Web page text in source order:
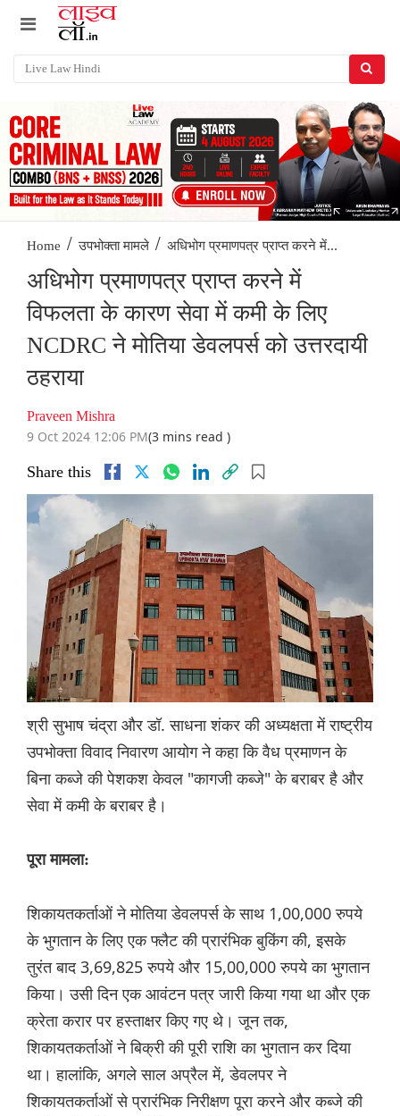
Home / उपभोक्ता मामले / अधिभोग प्रमाणपत्र प्राप्त करने में...
अधिभोग प्रमाणपत्र प्राप्त करने में
विफलता के कारण सेवा में कमी के लिए
NCDRC ने मोतिया डेवलपर्स को उत्तरदायी
ठहराया
Praveen Mishra
9 Oct 2024 12:06 PM(3 mins read )
Share this
श्री सुभाष चंद्रा और डॉ. साधना शंकर की अध्यक्षता में राष्ट्रीय
उपभोक्ता विवाद निवारण आयोग ने कहा कि वैध प्रमाणन के
बिना कब्जे की पेशकश केवल "कागजी कब्जे" के बराबर है और
सेवा में कमी के बराबर है।
पूरा मामला:
शिकायतकर्ताओं ने मोतिया डेवलपर्स के साथ 1,00,000 रुपये
के भुगतान के लिए एक फ्लैट की प्रारंभिक बुकिंग की, इसके
तुरंत बाद 3,69,825 रुपये और 15,00,000 रुपये का भुगतान
किया। उसी दिन एक आवंटन पत्र जारी किया गया था और एक
क्रेता करार पर हस्ताक्षर किए गए थे। जून तक,
शिकायतकर्ताओं ने बिक्री की पूरी राशि का भुगतान कर दिया
था। हालांकि, अगले साल अप्रैल में, डेवलपर ने
शिकायतकर्ताओं से प्रारंभिक निरीक्षण पूरा करने और कब्जे की